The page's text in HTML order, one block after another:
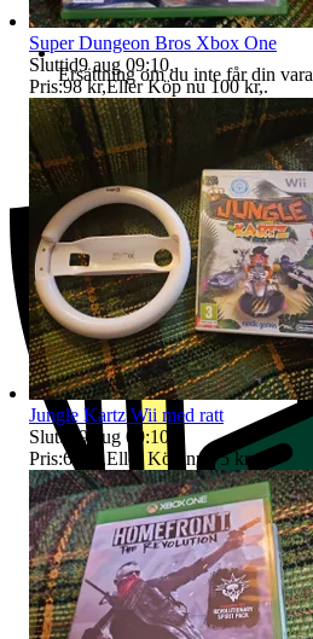
Ersättning om du inte får din vara
Super Dungeon Bros Xbox One
Sluttid9 aug 09:10.
Pris:98 kr,Eller Köp nu 100 kr,.
Jungle Kartz Wii med ratt
Sluttid 9 aug 09:10
Pris:68 kr ,Eller Köp nu 75 kr,.